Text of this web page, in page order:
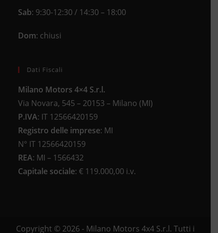
Sab: 9:30-12:30 / 14:30 – 18:00
Dom: chiusi
Dati Fiscali
Milano Motors 4×4 S.r.l.
Via Novara, 545 – 20153 – Milano (MI)
P.IVA: IT 12566420159
Registro delle imprese: MI
N° IT 12566420159
REA: MI – 1566432
Capitale sociale: € 119.000,00 i.v.
Copyright © 2026 - Milano Motors 4x4 S.r.l. Tutti i